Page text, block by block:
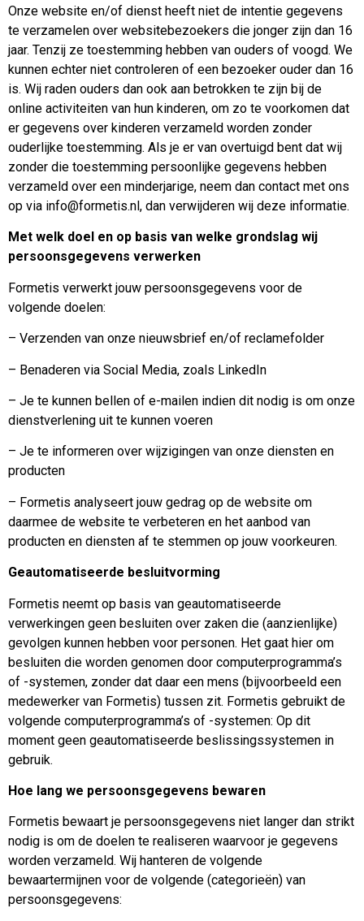
Onze website en/of dienst heeft niet de intentie gegevens
te verzamelen over websitebezoekers die jonger zijn dan 16
jaar. Tenzij ze toestemming hebben van ouders of voogd. We
kunnen echter niet controleren of een bezoeker ouder dan 16
is. Wij raden ouders dan ook aan betrokken te zijn bij de
online activiteiten van hun kinderen, om zo te voorkomen dat
er gegevens over kinderen verzameld worden zonder
ouderlijke toestemming. Als je er van overtuigd bent dat wij
zonder die toestemming persoonlijke gegevens hebben
verzameld over een minderjarige, neem dan contact met ons
op via info@formetis.nl, dan verwijderen wij deze informatie.
Met welk doel en op basis van welke grondslag wij
persoonsgegevens verwerken
Formetis verwerkt jouw persoonsgegevens voor de
volgende doelen:
– Verzenden van onze nieuwsbrief en/of reclamefolder
– Benaderen via Social Media, zoals LinkedIn
– Je te kunnen bellen of e-mailen indien dit nodig is om onze
dienstverlening uit te kunnen voeren
– Je te informeren over wijzigingen van onze diensten en
producten
– Formetis analyseert jouw gedrag op de website om
daarmee de website te verbeteren en het aanbod van
producten en diensten af te stemmen op jouw voorkeuren.
Geautomatiseerde besluitvorming
Formetis neemt op basis van geautomatiseerde
verwerkingen geen besluiten over zaken die (aanzienlijke)
gevolgen kunnen hebben voor personen. Het gaat hier om
besluiten die worden genomen door computerprogramma’s
of -systemen, zonder dat daar een mens (bijvoorbeeld een
medewerker van Formetis) tussen zit. Formetis gebruikt de
volgende computerprogramma’s of -systemen: Op dit
moment geen geautomatiseerde beslissingssystemen in
gebruik.
Hoe lang we persoonsgegevens bewaren
Formetis bewaart je persoonsgegevens niet langer dan strikt
nodig is om de doelen te realiseren waarvoor je gegevens
worden verzameld. Wij hanteren de volgende
bewaartermijnen voor de volgende (categorieën) van
persoonsgegevens: